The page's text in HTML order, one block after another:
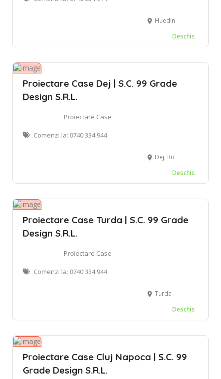
Huedin
Deschis
Proiectare Case Dej | S.C. 99 Grade
Design S.R.L.
Proiectare Case
Comenzi la: 0740 334 944
Dej, Romania
Deschis
Proiectare Case Turda | S.C. 99 Grade
Design S.R.L.
Proiectare Case
Comenzi la: 0740 334 944
Turda
Deschis
Proiectare Case Cluj Napoca | S.C. 99
Grade Design S.R.L.